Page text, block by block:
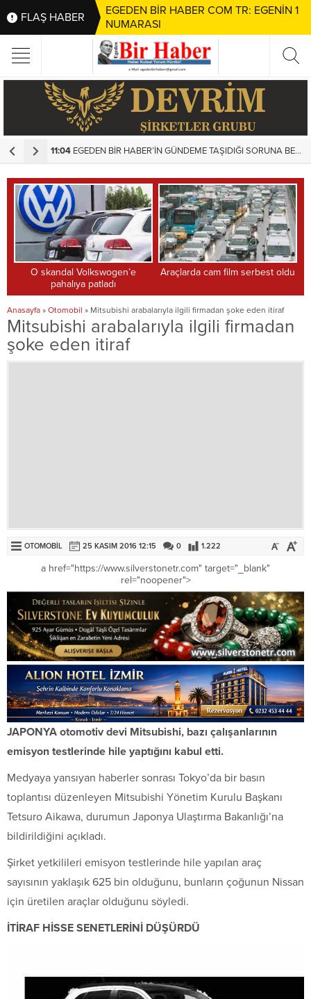
FLAŞ HABER
EGEDEN BİR HABER COM TR: EGENİN 1
NUMARASI
11:04 EGEDEN BİR HABER’İN GÜNDEME TAŞIDIĞI SORUNA BELEDİYEDEN HIZLI MÜDAHALE
O skandal Volkswogen’e
pahalıya patladı
Araçlarda cam film serbest oldu
Anasayfa » Otomobil » Mitsubishi arabalarıyla ilgili firmadan şoke eden itiraf
Mitsubishi arabalarıyla ilgili firmadan
şoke eden itiraf
OTOMOBIL 25 KASIM 2016 12:15 0 1.222
a href="https://www.silverstonetr.com" target="_blank"
rel="noopener">
JAPONYA otomotiv devi Mitsubishi, bazı çalışanlarının
emisyon testlerinde hile yaptığını kabul etti.
Medyaya yansıyan haberler sonrası Tokyo’da bir basın
toplantısı düzenleyen Mitsubishi Yönetim Kurulu Başkanı
Tetsuro Aikawa, durumun Japonya Ulaştırma Bakanlığı’na
bildirildiğini açıkladı.
Şirket yetkilileri emisyon testlerinde hile yapılan araç
sayısının yaklaşık 625 bin olduğunu, bunların çoğunun Nissan
için üretilen araçlar olduğunu söyledi.
İTİRAF HİSSE SENETLERİNİ DÜŞÜRDÜ